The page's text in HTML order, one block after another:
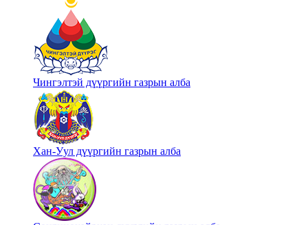
Чингэлтэй дүүргийн газрын алба
Хан-Уул дүүргийн газрын алба